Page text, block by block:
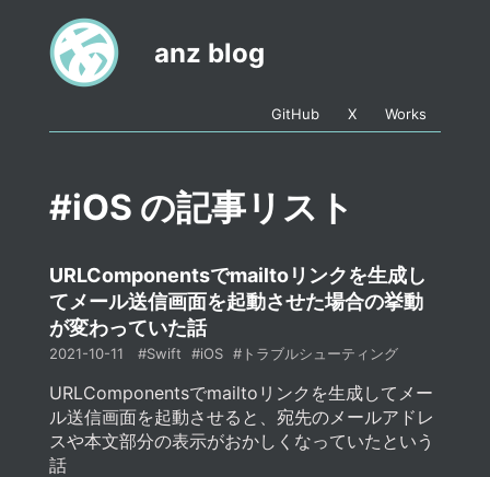
anz blog
GitHub X Works
#iOS の記事リスト
URLComponentsでmailtoリンクを生成し
てメール送信画面を起動させた場合の挙動
が変わっていた話
2021-10-11 #Swift #iOS #トラブルシューティング
URLComponentsでmailtoリンクを生成してメー
ル送信画面を起動させると、宛先のメールアドレ
スや本文部分の表示がおかしくなっていたという
話